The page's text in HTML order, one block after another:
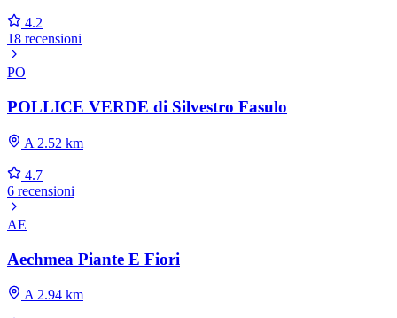
4.2
18 recensioni
PO
POLLICE VERDE di Silvestro Fasulo
A 2.52 km
4.7
6 recensioni
AE
Aechmea Piante E Fiori
A 2.94 km